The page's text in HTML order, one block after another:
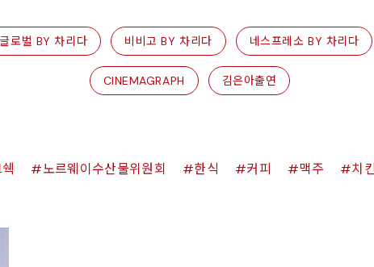
로벌 BY 차리다 비비고 BY 차리다 네스프레소 BY 차리다
CINEMAGRAPH 김은아출연
노르웨이수산물위원회 한식 커피 맥주 치킨